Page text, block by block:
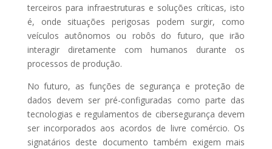
terceiros para infraestruturas e soluções críticas, isto
é, onde situações perigosas podem surgir, como
veículos autônomos ou robôs do futuro, que irão
interagir diretamente com humanos durante os
processos de produção.
No futuro, as funções de segurança e proteção de
dados devem ser pré-configuradas como parte das
tecnologias e regulamentos de cibersegurança devem
ser incorporados aos acordos de livre comércio. Os
signatários deste documento também exigem mais